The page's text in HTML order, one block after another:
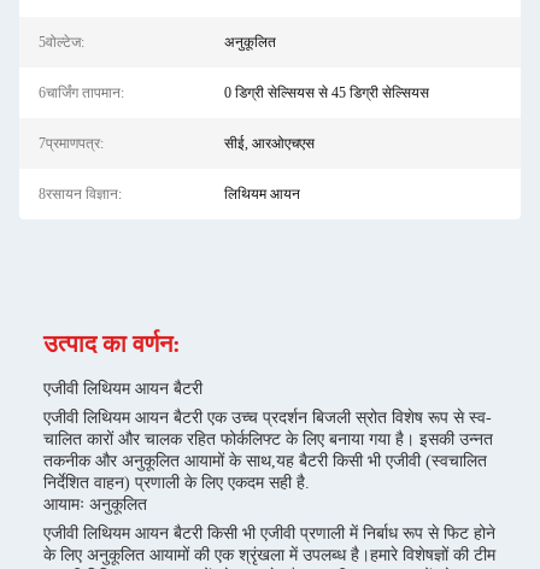
5वोल्टेज: अनुकूलित
6चार्जिंग तापमान: 0 डिग्री सेल्सियस से 45 डिग्री सेल्सियस
7प्रमाणपत्र: सीई, आरओएचएस
8रसायन विज्ञान: लिथियम आयन
उत्पाद का वर्णन:
एजीवी लिथियम आयन बैटरी
एजीवी लिथियम आयन बैटरी एक उच्च प्रदर्शन बिजली स्रोत विशेष रूप से स्व-
चालित कारों और चालक रहित फोर्कलिफ्ट के लिए बनाया गया है। इसकी उन्नत
तकनीक और अनुकूलित आयामों के साथ,यह बैटरी किसी भी एजीवी (स्वचालित
निर्देशित वाहन) प्रणाली के लिए एकदम सही है.
आयामः अनुकूलित
एजीवी लिथियम आयन बैटरी किसी भी एजीवी प्रणाली में निर्बाध रूप से फिट होने
के लिए अनुकूलित आयामों की एक श्रृंखला में उपलब्ध है।हमारे विशेषज्ञों की टीम